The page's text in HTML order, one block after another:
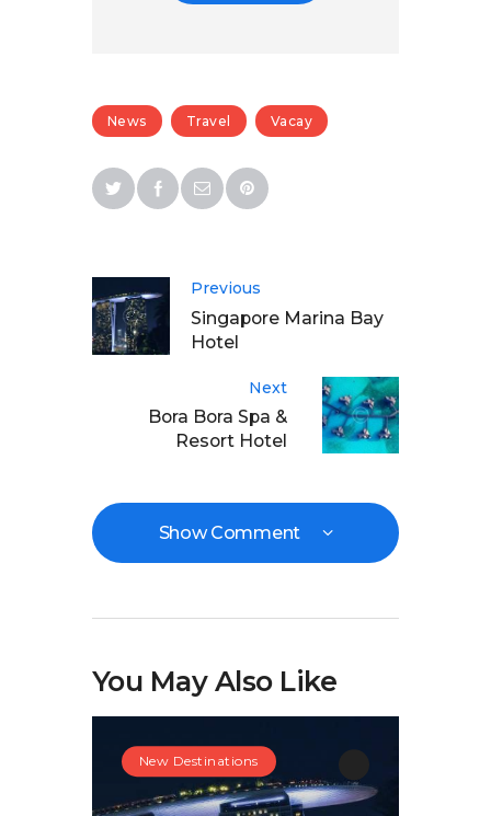
News Travel Vacay
Previous
Singapore Marina Bay
Hotel
Next
Bora Bora Spa &
Resort Hotel
Show Comment
You May Also Like
New Destinations